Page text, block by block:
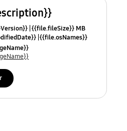
{{file.fileSize}} MB
{{file.osNames}}